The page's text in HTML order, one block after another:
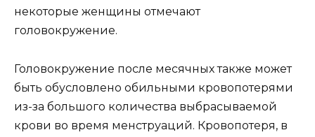
некоторые женщины отмечают
головокружение.
Головокружение после месячных также может
быть обусловлено обильными кровопотерями
из-за большого количества выбрасываемой
крови во время менструаций. Кровопотеря, в